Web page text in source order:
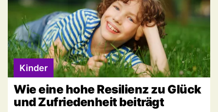
Kinder
Wie eine hohe Resilienz zu Glück
und Zufriedenheit beiträgt